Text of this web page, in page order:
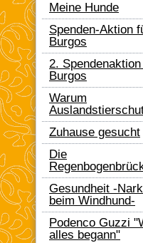
Meine Hunde
Spenden-Aktion
Burgos
2.
Burgos
Warum
Zuhause gesucht
Die
Gesundheit -
beim Windhund-
Podenco Guzzi
alles begann"